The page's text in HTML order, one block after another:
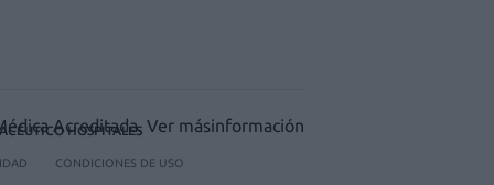
HOSPITALES
CONDICIONES DE USO